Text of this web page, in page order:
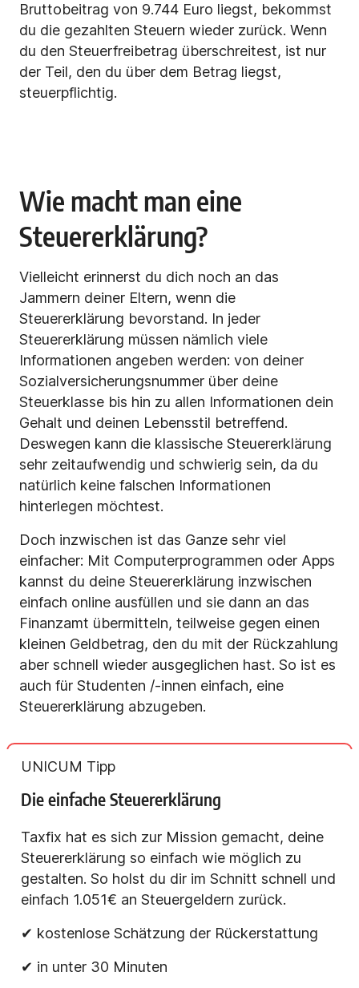
Bruttobeitrag von 9.744 Euro liegst, bekommst
du die gezahlten Steuern wieder zurück. Wenn
du den Steuerfreibetrag überschreitest, ist nur
der Teil, den du über dem Betrag liegst,
steuerpflichtig.
Wie macht man eine
Steuererklärung?
Vielleicht erinnerst du dich noch an das
Jammern deiner Eltern, wenn die
Steuererklärung bevorstand. In jeder
Steuererklärung müssen nämlich viele
Informationen angeben werden: von deiner
Sozialversicherungsnummer über deine
Steuerklasse bis hin zu allen Informationen dein
Gehalt und deinen Lebensstil betreffend.
Deswegen kann die klassische Steuererklärung
sehr zeitaufwendig und schwierig sein, da du
natürlich keine falschen Informationen
hinterlegen möchtest.
Doch inzwischen ist das Ganze sehr viel
einfacher: Mit Computerprogrammen oder Apps
kannst du deine Steuererklärung inzwischen
einfach online ausfüllen und sie dann an das
Finanzamt übermitteln, teilweise gegen einen
kleinen Geldbetrag, den du mit der Rückzahlung
aber schnell wieder ausgeglichen hast. So ist es
auch für Studenten /-innen einfach, eine
Steuererklärung abzugeben.
UNICUM Tipp
Die einfache Steuererklärung
Taxfix hat es sich zur Mission gemacht, deine
Steuererklärung so einfach wie möglich zu
gestalten. So holst du dir im Schnitt schnell und
einfach 1.051€ an Steuergeldern zurück.
✔ kostenlose Schätzung der Rückerstattung
✔ in unter 30 Minuten